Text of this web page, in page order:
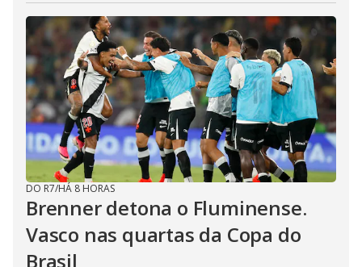
DO R7/HÁ 8 HORAS
Brenner detona o Fluminense.
Vasco nas quartas da Copa do
Brasil